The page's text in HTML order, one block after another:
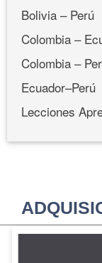
Bolivia – Perú
Colombia –
Colombia –
Ecuador–Perú
Lecciones